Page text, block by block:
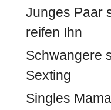
Junges Paar
reifen Ihn
Schwangere
Sexting
Singles